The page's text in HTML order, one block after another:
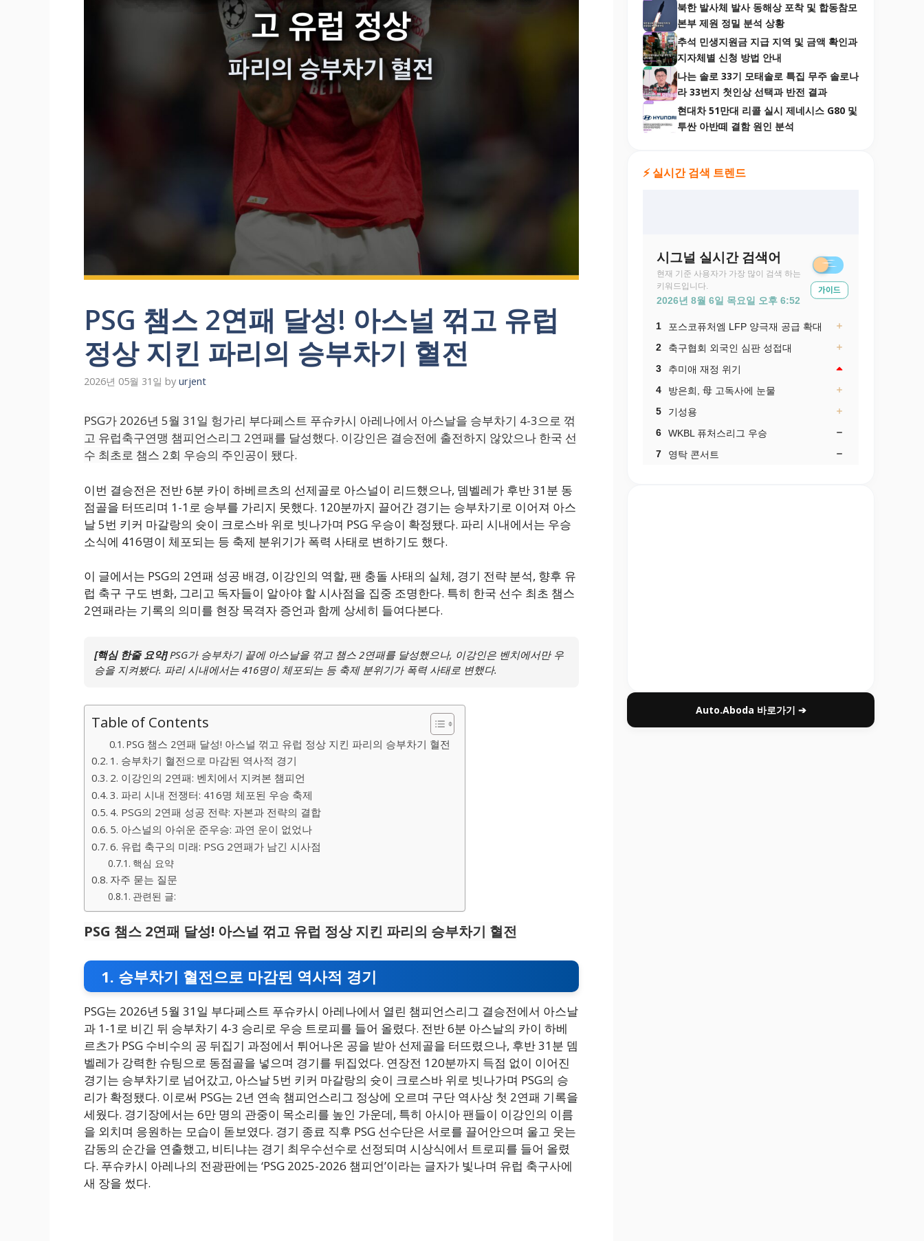
PSG 챔스 2연패 달성! 아스널 꺾고 유럽
정상 지킨 파리의 승부차기 혈전
2026년 05월 31일 by urjent
PSG가 2026년 5월 31일 헝가리 부다페스트 푸슈카시 아레나에서 아스날을 승부차기 4-3으로 꺾
고 유럽축구연맹 챔피언스리그 2연패를 달성했다. 이강인은 결승전에 출전하지 않았으나 한국 선
수 최초로 챔스 2회 우승의 주인공이 됐다.
이번 결승전은 전반 6분 카이 하베르츠의 선제골로 아스널이 리드했으나, 뎀벨레가 후반 31분 동
점골을 터뜨리며 1-1로 승부를 가리지 못했다. 120분까지 끌어간 경기는 승부차기로 이어져 아스
날 5번 키커 마갈랑의 슛이 크로스바 위로 빗나가며 PSG 우승이 확정됐다. 파리 시내에서는 우승
소식에 416명이 체포되는 등 축제 분위기가 폭력 사태로 변하기도 했다.
이 글에서는 PSG의 2연패 성공 배경, 이강인의 역할, 팬 충돌 사태의 실체, 경기 전략 분석, 향후 유
럽 축구 구도 변화, 그리고 독자들이 알아야 할 시사점을 집중 조명한다. 특히 한국 선수 최초 챔스
2연패라는 기록의 의미를 현장 목격자 증언과 함께 상세히 들여다본다.
[핵심 한줄 요약]PSG가 승부차기 끝에 아스날을 꺾고 챔스 2연패를 달성했으나, 이강인은 벤치에서만 우
승을 지켜봤다. 파리 시내에서는 416명이 체포되는 등 축제 분위기가 폭력 사태로 변했다.
Table of Contents
PSG 챔스 2연패 달성! 아스널 꺾고 유럽 정상 지킨 파리의 승부차기 혈전
1. 승부차기 혈전으로 마감된 역사적 경기
2. 이강인의 2연패: 벤치에서 지켜본 챔피언
3. 파리 시내 전쟁터: 416명 체포된 우승 축제
4. PSG의 2연패 성공 전략: 자본과 전략의 결합
5. 아스널의 아쉬운 준우승: 과연 운이 없었나
6. 유럽 축구의 미래: PSG 2연패가 남긴 시사점
핵심 요약
자주 묻는 질문
관련된 글:
PSG 챔스 2연패 달성! 아스널 꺾고 유럽 정상 지킨 파리의 승부차기 혈전
1. 승부차기 혈전으로 마감된 역사적 경기
PSG는 2026년 5월 31일 부다페스트 푸슈카시 아레나에서 열린 챔피언스리그 결승전에서 아스날
과 1-1로 비긴 뒤 승부차기 4-3 승리로 우승 트로피를 들어 올렸다. 전반 6분 아스날의 카이 하베
르츠가 PSG 수비수의 공 뒤집기 과정에서 튀어나온 공을 받아 선제골을 터뜨렸으나, 후반 31분 뎀
벨레가 강력한 슈팅으로 동점골을 넣으며 경기를 뒤집었다. 연장전 120분까지 득점 없이 이어진
경기는 승부차기로 넘어갔고, 아스날 5번 키커 마갈랑의 슛이 크로스바 위로 빗나가며 PSG의 승
리가 확정됐다. 이로써 PSG는 2년 연속 챔피언스리그 정상에 오르며 구단 역사상 첫 2연패 기록을
세웠다. 경기장에서는 6만 명의 관중이 목소리를 높인 가운데, 특히 아시아 팬들이 이강인의 이름
을 외치며 응원하는 모습이 돋보였다. 경기 종료 직후 PSG 선수단은 서로를 끌어안으며 울고 웃는
감동의 순간을 연출했고, 비티냐는 경기 최우수선수로 선정되며 시상식에서 트로피를 들어 올렸
다. 푸슈카시 아레나의 전광판에는 ‘PSG 2025-2026 챔피언’이라는 글자가 빛나며 유럽 축구사에
새 장을 썼다.
북한 발사체 발사 동해상 포착 및 합동참모
본부 제원 정밀 분석 상황
추석 민생지원금 지급 지역 및 금액 확인과
지자체별 신청 방법 안내
나는 솔로 33기 모태솔로 특집 무주 솔로나
라 33번지 첫인상 선택과 반전 결과
현대차 51만대 리콜 실시 제네시스 G80 및
투싼 아반떼 결함 원인 분석
⚡ 실시간 검색 트렌드
Auto.Aboda 바로가기 ➔